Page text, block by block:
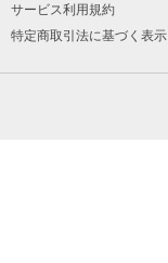
サービス利用規約
特定商取引法に基づく表示